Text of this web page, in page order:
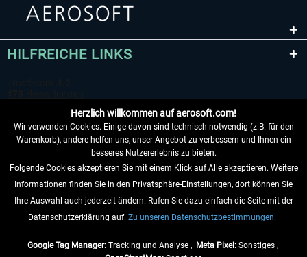
HILFREICHE LINKS
VERTRAG WIDERRUFEN
INFORMATIONEN
Herzlich willkommen auf aerosoft.com!
Wir verwenden Cookies. Einige davon sind technisch notwendig (z.B. für den
Warenkorb), andere helfen uns, unser Angebot zu verbessern und Ihnen ein
besseres Nutzererlebnis zu bieten.
Folgende Cookies akzeptieren Sie mit einem Klick auf Alle akzeptieren. Weitere
Informationen finden Sie in den Privatsphäre-Einstellungen, dort können Sie
Ihre Auswahl auch jederzeit ändern. Rufen Sie dazu einfach die Seite mit der
Datenschutzerklärung auf. Zu unseren Datenschutzbestimmungen.
Google Tag Manager:Tracking und Analyse , Meta Pixel:Sonstiges ,